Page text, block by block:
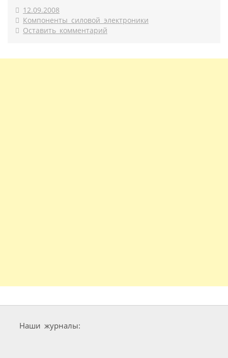
12.09.2008
Компоненты силовой электроники
Оставить комментарий
Наши журналы: